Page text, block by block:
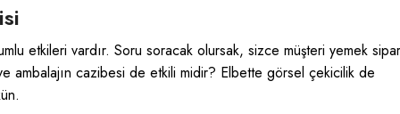
etkileri vardır. Soru soracak olursak, sizce müşteri yemek
ambalajın cazibesi de etkili midir? Elbette görsel çekicilik de